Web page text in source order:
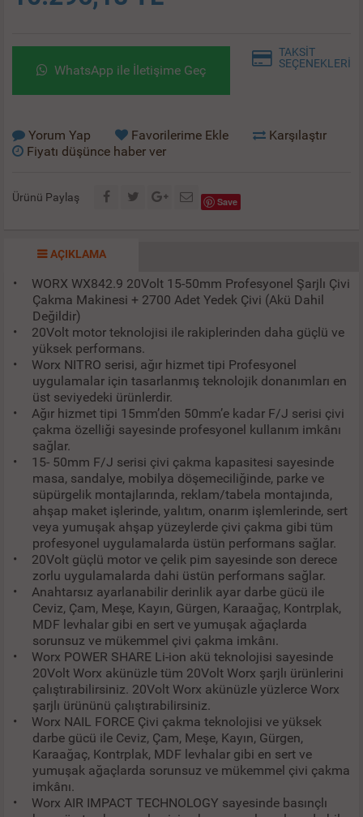
WhatsApp ile İletişime Geç
TAKSİT
SEÇENEKLERİ
Yorum Yap Favorilerime Ekle
Karşılaştır
Fiyatı düşünce haber ver
Ürünü Paylaş Save
AÇIKLAMA
•
WORX WX842.9 20Volt 15-50mm Profesyonel Şarjlı Çivi
Çakma Makinesi + 2700 Adet Yedek Çivi (Akü Dahil
Değildir)
•
20Volt motor teknolojisi ile rakiplerinden daha güçlü ve
yüksek performans.
•
Worx NITRO serisi, ağır hizmet tipi Profesyonel
uygulamalar için tasarlanmış teknolojik donanımları en
üst seviyedeki ürünlerdir.
•
Ağır hizmet tipi 15mm’den 50mm’e kadar F/J serisi çivi
çakma özelliği sayesinde profesyonel kullanım imkânı
sağlar.
•
15- 50mm F/J serisi çivi çakma kapasitesi sayesinde
masa, sandalye, mobilya döşemeciliğinde, parke ve
süpürgelik montajlarında, reklam/tabela montajında,
ahşap maket işlerinde, yalıtım, onarım işlemlerinde, sert
veya yumuşak ahşap yüzeylerde çivi çakma gibi tüm
profesyonel uygulamalarda üstün performans sağlar.
•
20Volt güçlü motor ve çelik pim sayesinde son derece
zorlu uygulamalarda dahi üstün performans sağlar.
•
Anahtarsız ayarlanabilir derinlik ayar darbe gücü ile
Ceviz, Çam, Meşe, Kayın, Gürgen, Karaağaç, Kontrplak,
MDF levhalar gibi en sert ve yumuşak ağaçlarda
sorunsuz ve mükemmel çivi çakma imkânı.
•
Worx POWER SHARE Li-ion akü teknolojisi sayesinde
20Volt Worx akünüzle tüm 20Volt Worx şarjlı ürünlerini
çalıştırabilirsiniz. 20Volt Worx akünüzle yüzlerce Worx
şarjlı ürününü çalıştırabilirsiniz.
•
Worx NAIL FORCE Çivi çakma teknolojisi ve yüksek
darbe gücü ile Ceviz, Çam, Meşe, Kayın, Gürgen,
Karaağaç, Kontrplak, MDF levhalar gibi en sert ve
yumuşak ağaçlarda sorunsuz ve mükemmel çivi çakma
imkânı.
•
Worx AIR IMPACT TECHNOLOGY sayesinde basınçlı